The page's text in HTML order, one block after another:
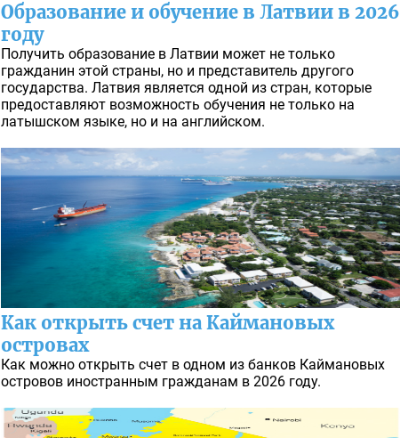
Образование и обучение в Латвии в 2026
году
Получить образование в Латвии может не только
гражданин этой страны, но и представитель другого
государства. Латвия является одной из стран, которые
предоставляют возможность обучения не только на
латышском языке, но и на английском.
Как открыть счет на Каймановых
островах
Как можно открыть счет в одном из банков Каймановых
островов иностранным гражданам в 2026 году.